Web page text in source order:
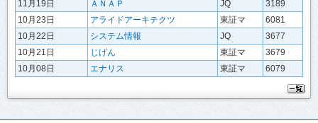
11月19日
ＡＮＡＰ JQ
3189
10月23日
アライドアーキテクツ 東証マ
6081
10月22日
システム情報 JQ
3677
10月21日
じげん 東証マ
3679
10月08日
エナリス 東証マ 6079